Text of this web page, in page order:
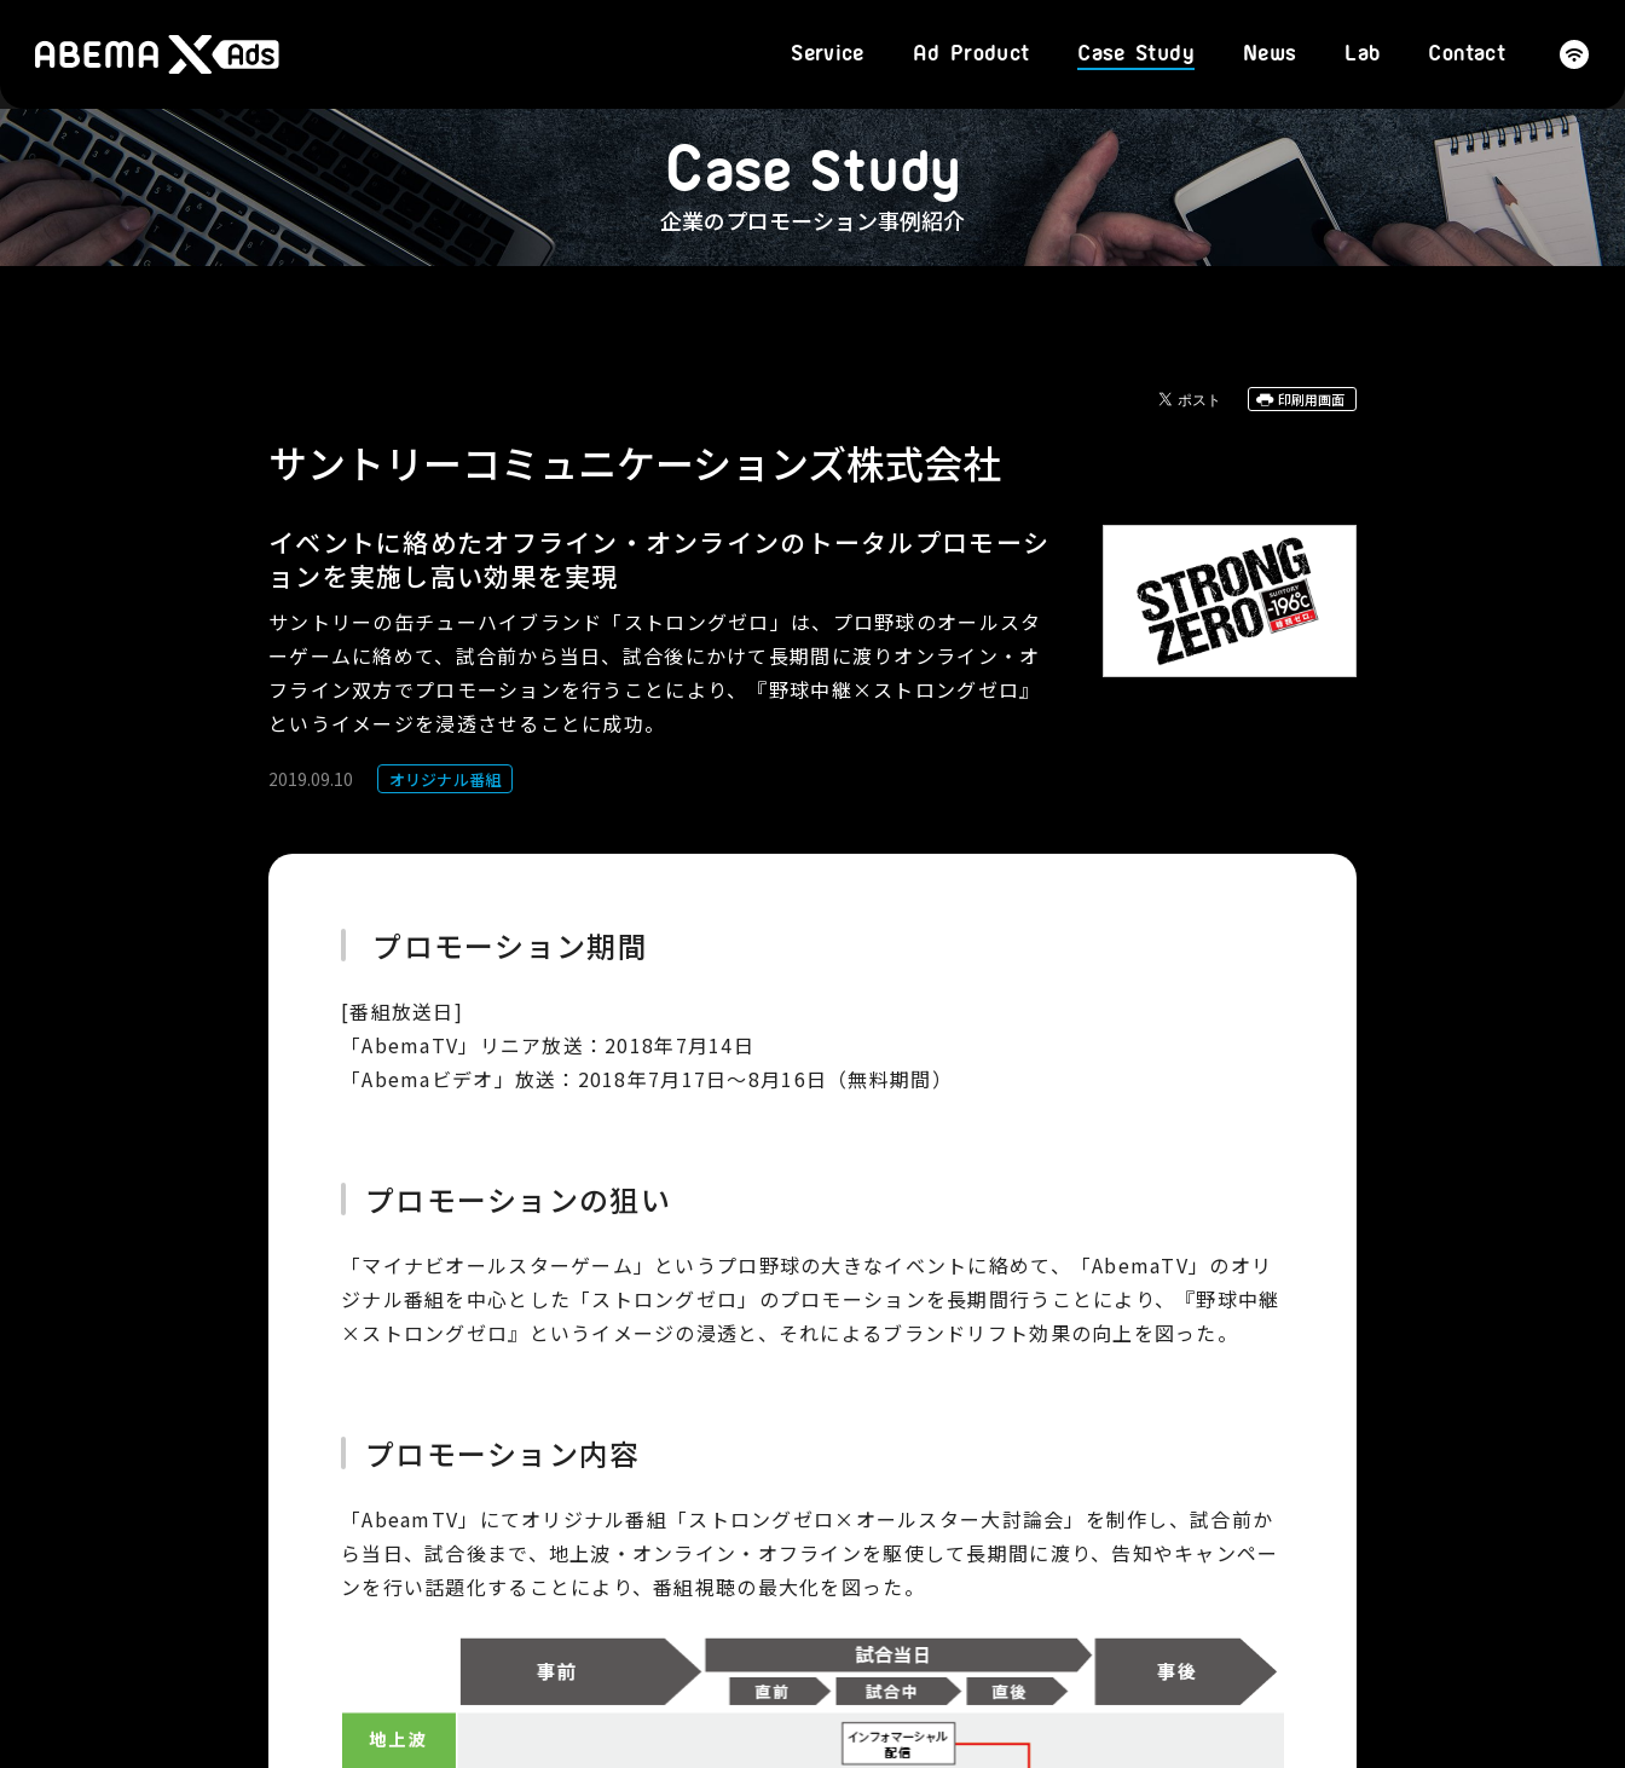
Service Ad Product Case Study News Lab Contact
Case Study
企業のプロモーション事例紹介
印刷用画面
サントリーコミュニケーションズ株式会社
イベントに絡めたオフライン・オンラインのトータルプロモーシ
ョンを実施し高い効果を実現
サントリーの缶チューハイブランド「ストロングゼロ」は、プロ野球のオールスタ
ーゲームに絡めて、試合前から当日、試合後にかけて長期間に渡りオンライン・オ
フライン双方でプロモーションを行うことにより、『野球中継×ストロングゼロ』
というイメージを浸透させることに成功。
2019.09.10 オリジナル番組
プロモーション期間
[番組放送日]
「AbemaTV」リニア放送：2018年7月14日
「Abemaビデオ」放送：2018年7月17日～8月16日（無料期間）
プロモーションの狙い
「マイナビオールスターゲーム」というプロ野球の大きなイベントに絡めて、「AbemaTV」のオリ
ジナル番組を中心とした「ストロングゼロ」のプロモーションを長期間行うことにより、『野球中継
×ストロングゼロ』というイメージの浸透と、それによるブランドリフト効果の向上を図った。
プロモーション内容
「AbeamTV」にてオリジナル番組「ストロングゼロ×オールスター大討論会」を制作し、試合前か
ら当日、試合後まで、地上波・オンライン・オフラインを駆使して長期間に渡り、告知やキャンペー
ンを行い話題化することにより、番組視聴の最大化を図った。